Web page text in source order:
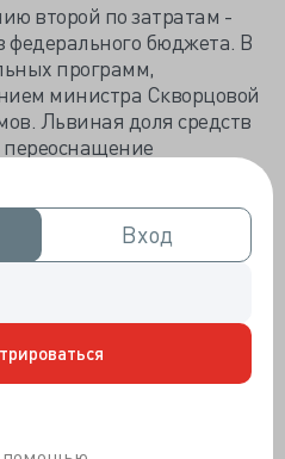
Вход
Вход
второй по затратам -
федерального бюджета. В
программ,
министра Скворцовой
Львиная доля средств
переоснащение
региональных
что специальные
до 956 тыс. рублей
и тогда
в 2024 году по всей стране
сосудистых заболеваний,
больниц. К 2024 году